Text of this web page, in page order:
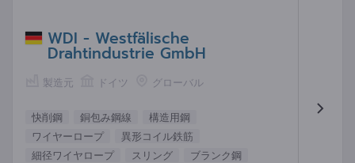
WDI - Westfälische
Drahtindustrie GmbH
製造元 ドイツ グローバル
快削鋼 銅包み鋼線
構造用鋼
ワイヤーロープ
異形コイル鉄筋
細径ワイヤロープ
スリング
ブランク鋼